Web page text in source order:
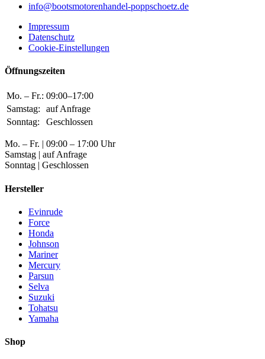
info@bootsmotorenhandel-poppschoetz.de
Impressum
Datenschutz
Cookie-Einstellungen
Öffnungszeiten
Mo. – Fr.: 09:00–17:00
Samstag:
auf Anfrage
Sonntag:
Geschlossen
Mo. – Fr. | 09:00 – 17:00 Uhr
Samstag | auf Anfrage
Sonntag | Geschlossen
Hersteller
Evinrude
Force
Honda
Johnson
Mariner
Mercury
Parsun
Selva
Suzuki
Tohatsu
Yamaha
Shop